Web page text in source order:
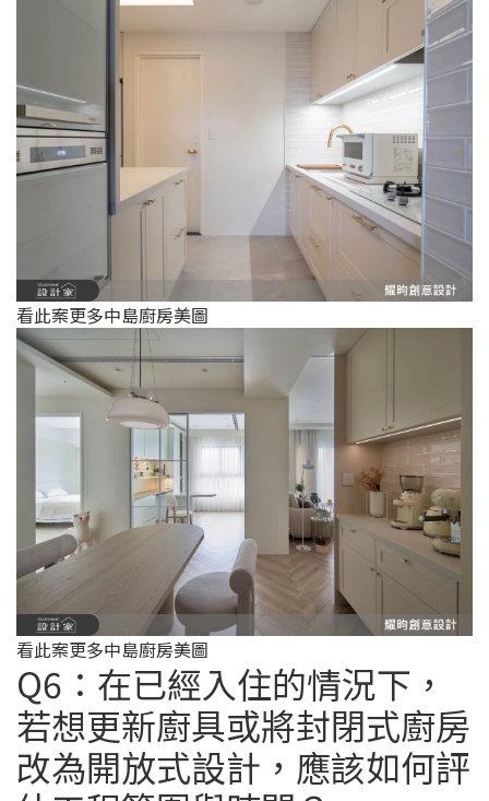
看此案更多中島廚房美圖
看此案更多中島廚房美圖
Q6：在已經入住的情況下，
若想更新廚具或將封閉式廚房
改為開放式設計，應該如何評